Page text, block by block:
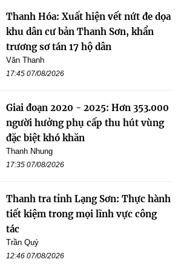
Thanh Hóa: Xuất hiện vết nứt đe dọa
khu dân cư bản Thanh Sơn, khẩn
trương sơ tán 17 hộ dân
Văn Thanh
17:45 07/08/2026
Giai đoạn 2020 - 2025: Hơn 353.000
người hưởng phụ cấp thu hút vùng
đặc biệt khó khăn
Thanh Nhung
17:35 07/08/2026
Thanh tra tỉnh Lạng Sơn: Thực hành
tiết kiệm trong mọi lĩnh vực công
tác
Trần Quý
12:46 07/08/2026